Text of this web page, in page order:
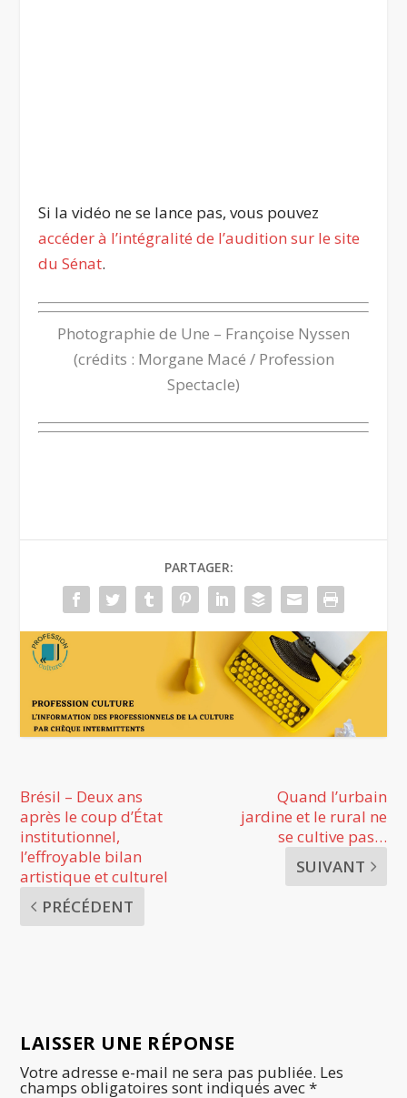
Si la vidéo ne se lance pas, vous pouvez
accéder à l’intégralité de l’audition sur le site
du Sénat.
Photographie de Une – Françoise Nyssen
(crédits : Morgane Macé / Profession
Spectacle)
PARTAGER:
Brésil – Deux ans
après le coup d’État
institutionnel,
l’effroyable bilan
artistique et culturel
PRÉCÉDENT
Quand l’urbain
jardine et le rural ne
se cultive pas…
SUIVANT
LAISSER UNE RÉPONSE
Votre adresse e-mail ne sera pas publiée. Les
champs obligatoires sont indiqués avec*